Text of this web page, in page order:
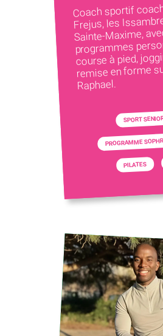
Coach sportif
Frejus, les
Sainte-Maxime,
programmes
course à pied,
remise en forme
Raphael.
SPORT
PROGRAMME
PILATES